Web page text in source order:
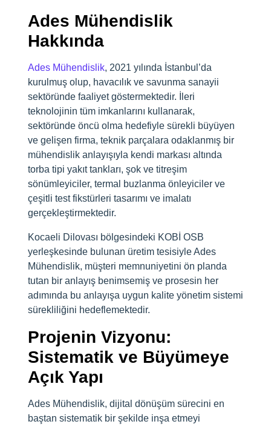
Ades Mühendislik
Hakkında
Ades Mühendislik, 2021 yılında İstanbul’da
kurulmuş olup, havacılık ve savunma sanayii
sektöründe faaliyet göstermektedir. İleri
teknolojinin tüm imkanlarını kullanarak,
sektöründe öncü olma hedefiyle sürekli büyüyen
ve gelişen firma, teknik parçalara odaklanmış bir
mühendislik anlayışıyla kendi markası altında
torba tipi yakıt tankları, şok ve titreşim
sönümleyiciler, termal buzlanma önleyiciler ve
çeşitli test fikstürleri tasarımı ve imalatı
gerçekleştirmektedir.
Kocaeli Dilovası bölgesindeki KOBİ OSB
yerleşkesinde bulunan üretim tesisiyle Ades
Mühendislik, müşteri memnuniyetini ön planda
tutan bir anlayış benimsemiş ve prosesin her
adımında bu anlayışa uygun kalite yönetim sistemi
sürekliliğini hedeflemektedir.
Projenin Vizyonu:
Sistematik ve Büyümeye
Açık Yapı
Ades Mühendislik, dijital dönüşüm sürecini en
baştan sistematik bir şekilde inşa etmeyi